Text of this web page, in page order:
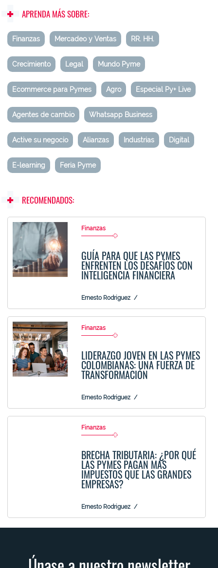
APRENDA MÁS SOBRE:
Finanzas Mercadeo y Ventas RR. HH.
Crecimiento Legal Mundo Pyme
Ecommerce para Pymes Agro Especial Py+ Live
Agentes de cambio Whatsapp Business
Active su negocio Alianzas Industrias Digital
E-learning Feria Pyme
RECOMENDADOS:
Finanzas
GUÍA PARA QUE LAS PYMES
ENFRENTEN LOS DESAFÍOS CON
INTELIGENCIA FINANCIERA
Ernesto Rodriguez
Finanzas
LIDERAZGO JOVEN EN LAS PYMES
COLOMBIANAS: UNA FUERZA DE
TRANSFORMACIÓN
Ernesto Rodriguez
Finanzas
BRECHA TRIBUTARIA: ¿POR QUÉ
LAS PYMES PAGAN MÁS
IMPUESTOS QUE LAS GRANDES
EMPRESAS?
Ernesto Rodriguez